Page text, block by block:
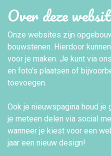
Over deze
Onze websites zijn
bouwstenen. Hierdoor
voor je maken. Je kunt via
en foto's plaatsen of
toevoegen.
Ook je nieuwspagina houd
je meteen delen via social
wanneer je kiest voor een
jaar een nieuw design!